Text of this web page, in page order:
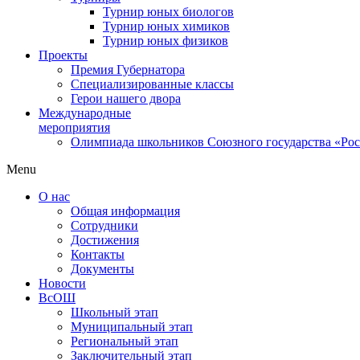
Турнир юных биологов
Турнир юных химиков
Турнир юных физиков
Проекты
Премия Губернатора
Специализированные классы
Герои нашего двора
Международные
мероприятия
Олимпиада школьников Союзного государства
Menu
О нас
Общая информация
Сотрудники
Достижения
Контакты
Документы
Новости
ВсОШ
Школьный этап
Муниципальный этап
Региональный этап
Заключительный этап